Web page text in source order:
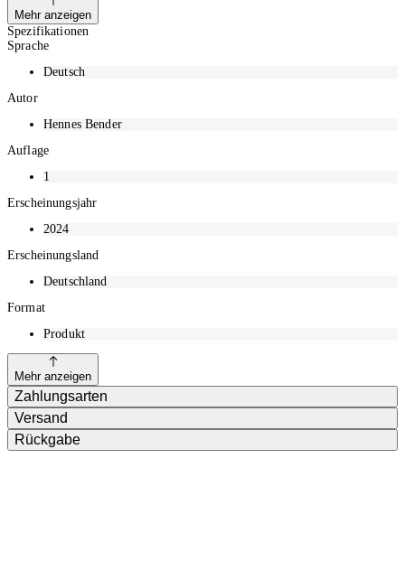
mit einem eigenen riesigen Universum entwickelt. Der Austausch
innerhalb der Community ist groß, sowohl auf Social Media als auch bei
Live-Events. 2023 feierte John Sinclair sein 50-jähriges Jubiläum. Grund
genug, dem "Sohn des Lichts", seinem Schöpfer und allen daran
Beteiligten mit dieser Doku ein Denkmal zu setzen. Hennes Bender, Host
durch den Sinclair-Kosmos und ergründet dessen Faszination. Der Fan-
Arbeit im Tonstudio. Hennes Bender besucht Sinclair-Autor Ian Rolf Hill
und Illustrator Timo Wuerz, zeigt eine der größten Privat-Sammlungen
eines Sinclair-Fans und schaut dem "Meister der Geister" persönlich beim
Schreiben über die Schulter.
Mehr anzeigen
Spezifikationen
Sprache
Deutsch
Autor
Hennes Bender
Auflage
1
Erscheinungsjahr
2024
Erscheinungsland
Deutschland
Format
Produkt
Mehr anzeigen
Zahlungsarten
Versand
Rückgabe